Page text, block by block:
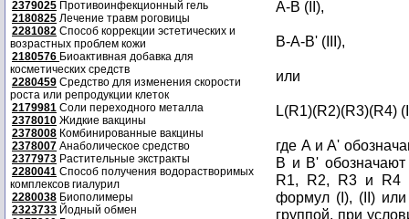
2379025 Противоинфекционный гель
2180825 Лечение травм роговицы
2281082 Способ коррекции эстетических и
возрастных проблем кожи
2180576 Биоактивная добавка для
косметических средств
2280459 Средство для изменения скорости
роста или репродукции клеток
2179981 Соли переходного металла
2378010 Жидкие вакцины
2378008 Комбинированные вакцины
2378007 Анаболическое средство
2377973 Растительные экстракты
2280041 Способ получения водорастворимых
комплексов гиалурил
2280038 Биополимеры
2323733 Йодный обмен
A-B (II),
B-A-B' (III),
или
L(R1)(R2)(R3)(R4)
где A и A'
B и B'
R1, R2, R3 и R4
формул (I), (II)
группой, при